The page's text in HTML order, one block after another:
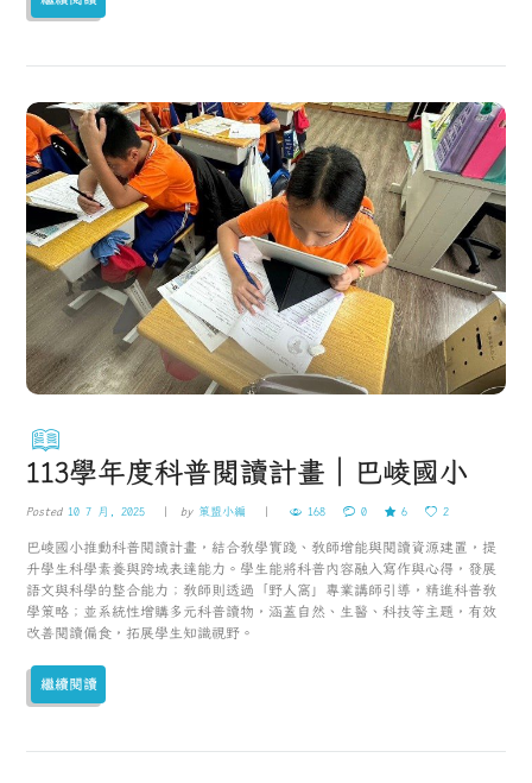
113學年度科普閱讀計畫｜巴崚國小
Posted 10 7 月, 2025 by 策盟小編 168 0 6 2
巴崚國小推動科普閱讀計畫，結合教學實踐、教師增能與閱讀資源建置，提
升學生科學素養與跨域表達能力。學生能將科普內容融入寫作與心得，發展
語文與科學的整合能力；教師則透過「野人窩」專業講師引導，精進科普教
學策略；並系統性增購多元科普讀物，涵蓋自然、生醫、科技等主題，有效
改善閱讀偏食，拓展學生知識視野。
繼續閱讀